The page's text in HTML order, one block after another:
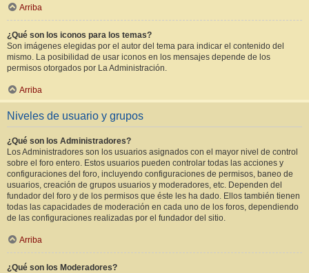
Arriba
¿Qué son los iconos para los temas?
Son imágenes elegidas por el autor del tema para indicar el contenido del
mismo. La posibilidad de usar iconos en los mensajes depende de los
permisos otorgados por La Administración.
Arriba
Niveles de usuario y grupos
¿Qué son los Administradores?
Los Administradores son los usuarios asignados con el mayor nivel de control
sobre el foro entero. Estos usuarios pueden controlar todas las acciones y
configuraciones del foro, incluyendo configuraciones de permisos, baneo de
usuarios, creación de grupos usuarios y moderadores, etc. Dependen del
fundador del foro y de los permisos que éste les ha dado. Ellos también tienen
todas las capacidades de moderación en cada uno de los foros, dependiendo
de las configuraciones realizadas por el fundador del sitio.
Arriba
¿Qué son los Moderadores?